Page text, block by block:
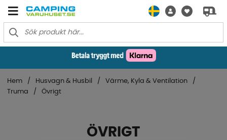
Hem Husvagn & Husbil
Värme, Kyla & Ventilation
Truma
Övrigt
ÖVRIGT